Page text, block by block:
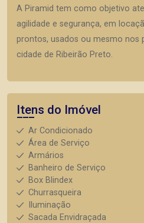
A Piramid tem como objetivo
agilidade e segurança, em
prontos, usados ou mesmo nos
cidade de Ribeirão Preto.
Itens do Imóvel
Ar Condicionado
Área de Serviço
Armários
Banheiro de Serviço
Box Blindex
Churrasqueira
Iluminação
Sacada Envidraçada